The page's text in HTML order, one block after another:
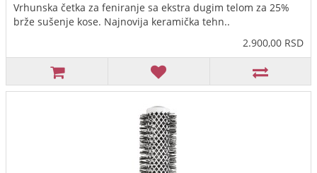
Vrhunska četka za feniranje sa ekstra dugim telom za 25%
brže sušenje kose. Najnovija keramička tehn..
2.900,00 RSD